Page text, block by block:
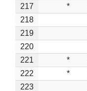
217
*
218
219
220
221
*
222
*
223